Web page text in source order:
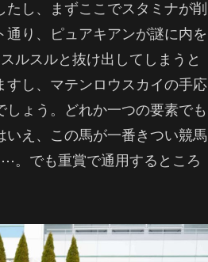
し、まずここでスタミナが削
り、ピュアキアンが謎に内を
ルスルと抜け出してしまうと
すし、マテンロウスカイの手応
ょう。どれか一つの要素でも
え、この馬が一番きつい競馬
。でも重賞で通用するところ